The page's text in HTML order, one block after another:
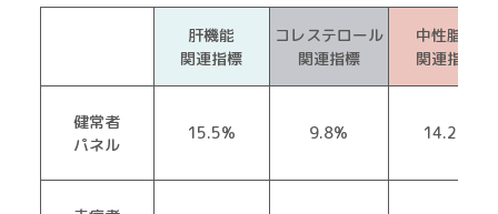
肝機能
関連指標
コレステロール
関連指標
中性脂肪
関連指標
健常者
パネル
15.5% 9.8% 14.2%